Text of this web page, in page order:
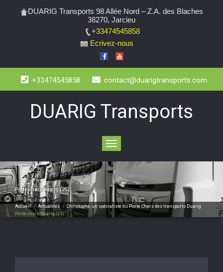
DUARIG Transports 98 Allée Nord – Z.A. des Blaches
38270, Jarcieu
+33474545858
Ecrivez-nous
+33474545858 contact@duarigtransports.com
DUARIG Transports
Toggle
navigation
Porte chars Duarig (25)
Accueil/Actualités /Christophe, un spécialiste du Porte Chars des transports Duarig
Porte chars Duarig (25)